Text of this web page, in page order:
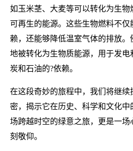
如玉米茎、大麦等可以转化为生物
可再生的能源。这些生物燃料不
赖，还能够降低温室气体的排放
地被转化为生物质能源，用于发
炭和石油的?依赖。
在这段奇妙的旅程中，我们将继续
密，揭示它在历史、科学和文化
场跨越时空的绿意之旅，更是一
刻敬仰。